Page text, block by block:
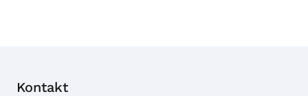
Kontakt